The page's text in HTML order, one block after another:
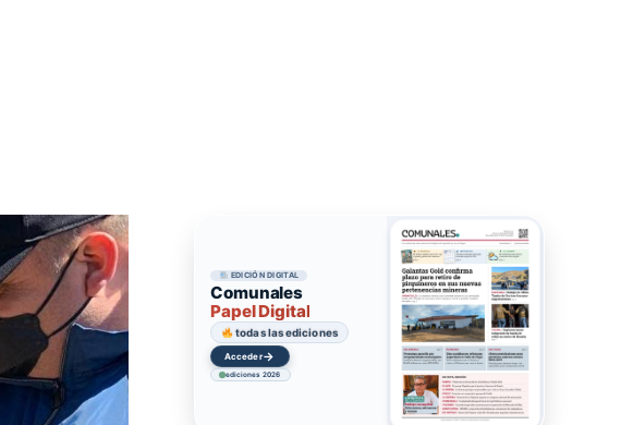
EDICIÓN DIGITAL
Comunales
Papel Digital
todas las ediciones
Acceder→
ediciones 2026